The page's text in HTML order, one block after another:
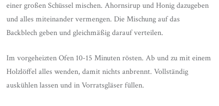
einer großen Schüssel mischen. Ahornsirup und Honig dazugeben
und alles miteinander vermengen. Die Mischung auf das
Backblech geben und gleichmäßig darauf verteilen.
Im vorgeheizten Ofen 10-15 Minuten rösten. Ab und zu mit einem
Holzlöffel alles wenden, damit nichts anbrennt. Vollständig
auskühlen lassen und in Vorratsgläser füllen.